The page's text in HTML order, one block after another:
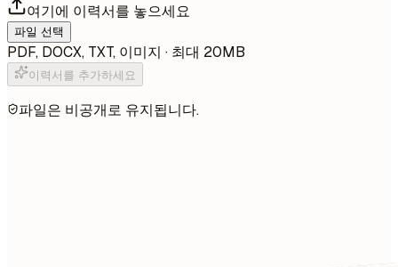
여기에 이력서를 놓으세요
파일 선택
PDF, DOCX, TXT, 이미지 · 최대 20MB
이력서를 추가하세요
파일은 비공개로 유지됩니다.